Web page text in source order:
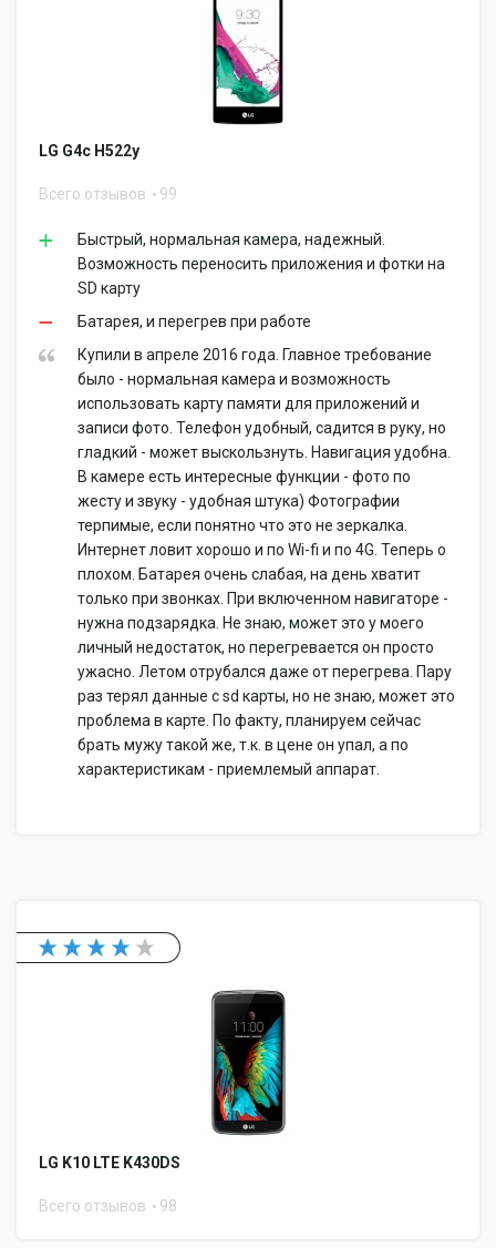
LG G4c H522y
Всего отзывов 99
Быстрый, нормальная камера, надежный.
Возможность переносить приложения и фотки на
SD карту
Батарея, и перегрев при работе
Купили в апреле 2016 года. Главное требование
было - нормальная камера и возможность
использовать карту памяти для приложений и
записи фото. Телефон удобный, садится в руку, но
гладкий - может выскользнуть. Навигация удобна.
В камере есть интересные функции - фото по
жесту и звуку - удобная штука) Фотографии
терпимые, если понятно что это не зеркалка.
Интернет ловит хорошо и по Wi-fi и по 4G. Теперь о
плохом. Батарея очень слабая, на день хватит
только при звонках. При включенном навигаторе -
нужна подзарядка. Не знаю, может это у моего
личный недостаток, но перегревается он просто
ужасно. Летом отрубался даже от перегрева. Пару
раз терял данные с sd карты, но не знаю, может это
проблема в карте. По факту, планируем сейчас
брать мужу такой же, т.к. в цене он упал, а по
характеристикам - приемлемый аппарат.
LG K10 LTE K430DS
Всего отзывов 98